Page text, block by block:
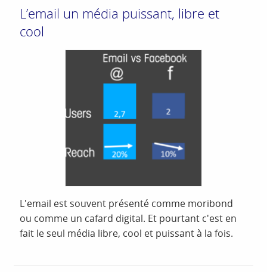
L’email un média puissant, libre et
cool
L'email est souvent présenté comme moribond
ou comme un cafard digital. Et pourtant c'est en
fait le seul média libre, cool et puissant à la fois.